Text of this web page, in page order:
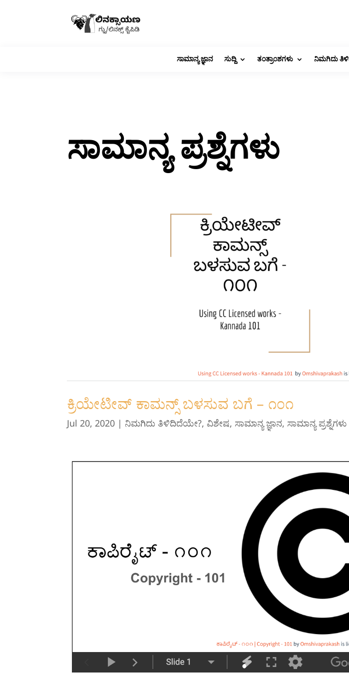
ಸಾಮಾನ್ಯ ಜ್ಞಾನ ಸುದ್ದಿ ತಂತ್ರಾಂಶಗಳು ನಿಮಗಿದು
ಸಾಮಾನ್ಯ ಪ್ರಶ್ನೆಗಳು
ಕ್ರಿಯೇಟೀವ್ ಕಾಮನ್ಸ್ ಬಳಸುವ ಬಗೆ – ೧೦೧
Jul 20, 2020 | ನಿಮಗಿದು ತಿಳಿದಿದೆಯೇ?,ವಿಶೇಷ, ಸಾಮಾನ್ಯ ಜ್ಞಾನ, ಸಾಮಾನ್ಯ ಪ್ರಶ್ನೆಗಳು